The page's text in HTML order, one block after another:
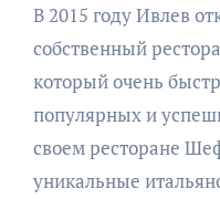
В 2015 году Ивлев
собственный
который очень
популярных и
своем ресторане
уникальные